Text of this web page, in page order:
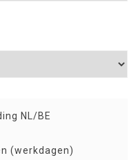
NL/BE
(werkdagen)